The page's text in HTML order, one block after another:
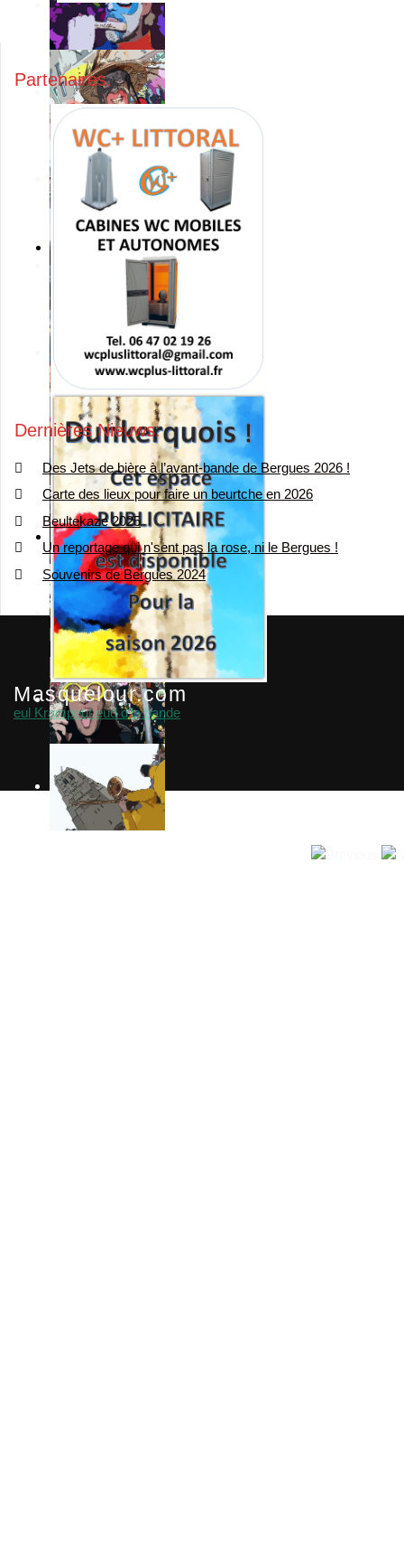
Partenaires
Dernières Nieuws
Des Jets de bière à l’avant-bande de Bergues 2026 !
Carte des lieux pour faire un beurtche en 2026
Beultekaze 2025
Un reportage qui n'sent pas la rose, ni le Bergues !
Souvenirs de Bergues 2024
Masquelour.com
eul Krampeut eud d'la bande